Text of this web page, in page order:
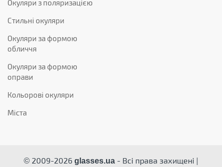
Окуляри з поляризацією
Стильні окуляри
Окуляри за формою
обличчя
Окуляри за формою
оправи
Кольорові окуляри
Міста
© 2009-2026 glasses.ua - Всі права захищені |